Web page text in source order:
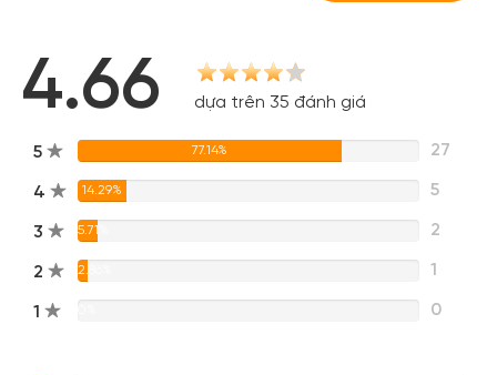
4.66 dựa trên 35 đánh giá
5 77.14% 27
4 14.29% 5
3 5.71% 2
2 2.86% 1
1 0